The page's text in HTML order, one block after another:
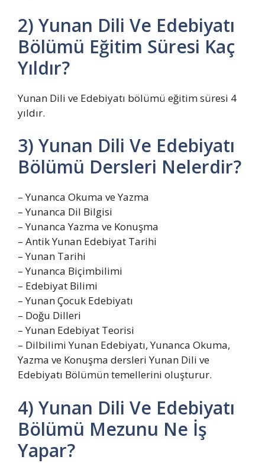
2) Yunan Dili Ve Edebiyatı
Bölümü Eğitim Süresi Kaç
Yıldır?
Yunan Dili ve Edebiyatı bölümü eğitim süresi 4
yıldır.
3) Yunan Dili Ve Edebiyatı
Bölümü Dersleri Nelerdir?
– Yunanca Okuma ve Yazma
– Yunanca Dil Bilgisi
– Yunanca Yazma ve Konuşma
– Antik Yunan Edebiyat Tarihi
– Yunan Tarihi
– Yunanca Biçimbilimi
– Edebiyat Bilimi
– Yunan Çocuk Edebiyatı
– Doğu Dilleri
– Yunan Edebiyat Teorisi
– Dilbilimi Yunan Edebiyatı, Yunanca Okuma,
Yazma ve Konuşma dersleri Yunan Dili ve
Edebiyatı Bölümün temellerini oluşturur.
4) Yunan Dili Ve Edebiyatı
Bölümü Mezunu Ne İş
Yapar?